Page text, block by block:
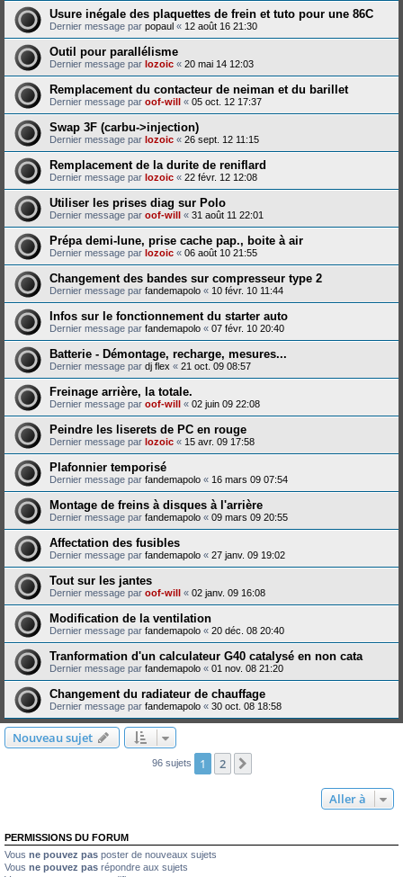
Usure inégale des plaquettes de frein et tuto pour une 86C
Dernier message par popaul « 12 août 16 21:30
Outil pour parallélisme
Dernier message par lozoic « 20 mai 14 12:03
Remplacement du contacteur de neiman et du barillet
Dernier message par oof-will « 05 oct. 12 17:37
Swap 3F (carbu->injection)
Dernier message par lozoic « 26 sept. 12 11:15
Remplacement de la durite de reniflard
Dernier message par lozoic « 22 févr. 12 12:08
Utiliser les prises diag sur Polo
Dernier message par oof-will « 31 août 11 22:01
Prépa demi-lune, prise cache pap., boite à air
Dernier message par lozoic « 06 août 10 21:55
Changement des bandes sur compresseur type 2
Dernier message par fandemapolo « 10 févr. 10 11:44
Infos sur le fonctionnement du starter auto
Dernier message par fandemapolo « 07 févr. 10 20:40
Batterie - Démontage, recharge, mesures...
Dernier message par dj flex « 21 oct. 09 08:57
Freinage arrière, la totale.
Dernier message par oof-will « 02 juin 09 22:08
Peindre les liserets de PC en rouge
Dernier message par lozoic « 15 avr. 09 17:58
Plafonnier temporisé
Dernier message par fandemapolo « 16 mars 09 07:54
Montage de freins à disques à l'arrière
Dernier message par fandemapolo « 09 mars 09 20:55
Affectation des fusibles
Dernier message par fandemapolo « 27 janv. 09 19:02
Tout sur les jantes
Dernier message par oof-will « 02 janv. 09 16:08
Modification de la ventilation
Dernier message par fandemapolo « 20 déc. 08 20:40
Tranformation d'un calculateur G40 catalysé en non cata
Dernier message par fandemapolo « 01 nov. 08 21:20
Changement du radiateur de chauffage
Dernier message par fandemapolo « 30 oct. 08 18:58
Nouveau sujet
96 sujets 1 2
Aller à
PERMISSIONS DU FORUM
Vous ne pouvez pas poster de nouveaux sujets
Vous ne pouvez pas répondre aux sujets